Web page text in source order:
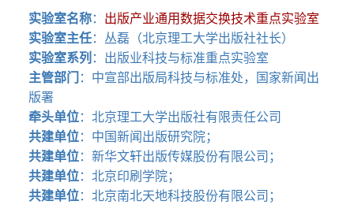
实验室名称： 出版产业通用数据交换技术重点实验室
实验室主任：丛磊（北京理工大学出版社社长）
实验室系列：出版业科技与标准重点实验室
主管部门：中宣部出版局科技与标准处，国家新闻出
版署
牵头单位：北京理工大学出版社有限责任公司
共建单位：中国新闻出版研究院；
共建单位：新华文轩出版传媒股份有限公司；
共建单位：北京印刷学院；
共建单位：北京南北天地科技股份有限公司；